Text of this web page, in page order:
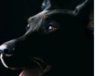
kraftiga inbromsningar
eller kollis...